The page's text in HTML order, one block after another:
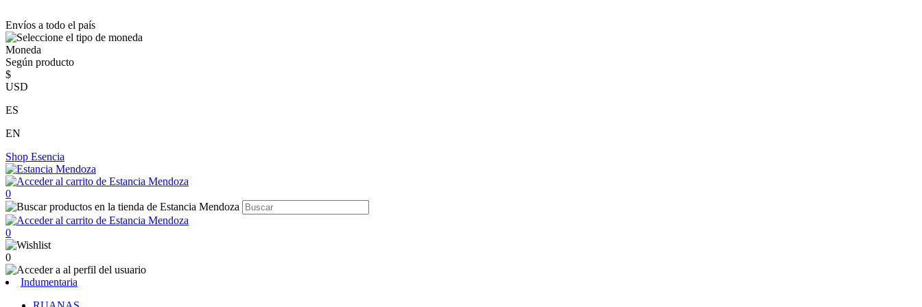
Envíos a todo el país
Moneda
Según producto
$
USD
ES
EN
Shop Esencia
0
0
0
Indumentaria